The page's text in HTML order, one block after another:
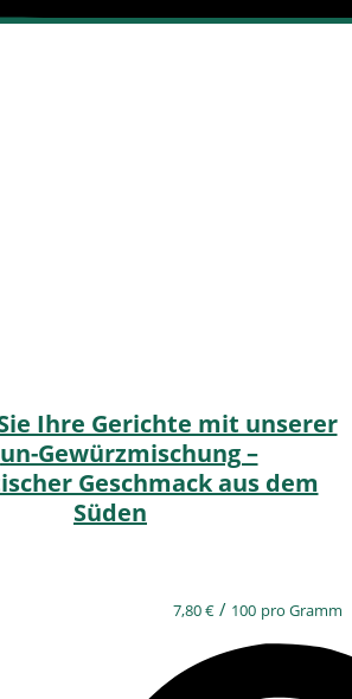
Ihre Gerichte mit unserer
Gewürzmischung –
Geschmack aus dem
Süden
7,80€ / 100 pro Gramm